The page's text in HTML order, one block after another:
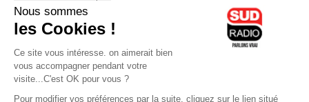
lyoncapitale.fr
olympique-et-lyonnais.com
L'application Iphone / Android
Téléchargez l'application